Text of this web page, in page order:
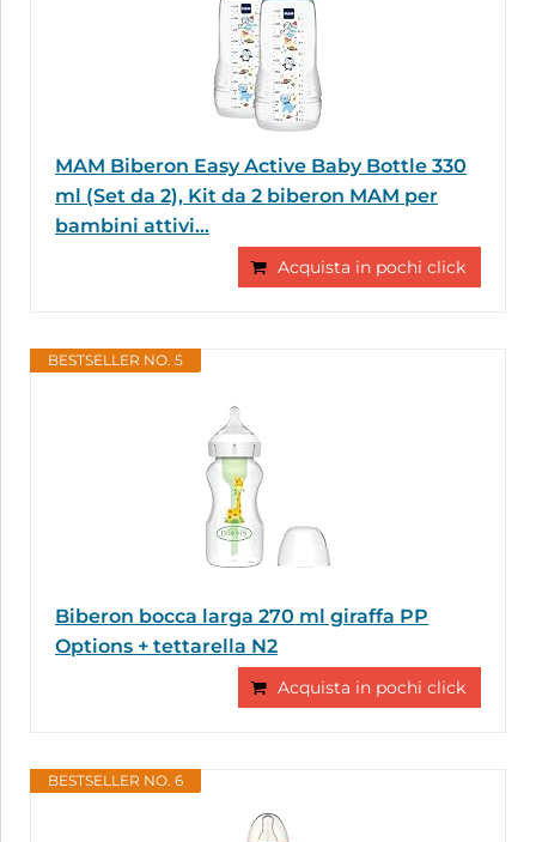
MAM Biberon Easy Active Baby Bottle 330
ml (Set da 2), Kit da 2 biberon MAM per
bambini attivi...
Acquista in pochi click
BESTSELLER NO. 5
Biberon bocca larga 270 ml giraffa PP
Options + tettarella N2
Acquista in pochi click
BESTSELLER NO. 6